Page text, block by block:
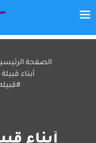
الصفحة
أبناء